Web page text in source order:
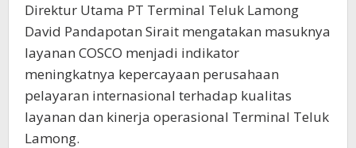
Direktur Utama PT Terminal Teluk Lamong
David Pandapotan Sirait mengatakan masuknya
layanan COSCO menjadi indikator
meningkatnya kepercayaan perusahaan
pelayaran internasional terhadap kualitas
layanan dan kinerja operasional Terminal Teluk
Lamong.